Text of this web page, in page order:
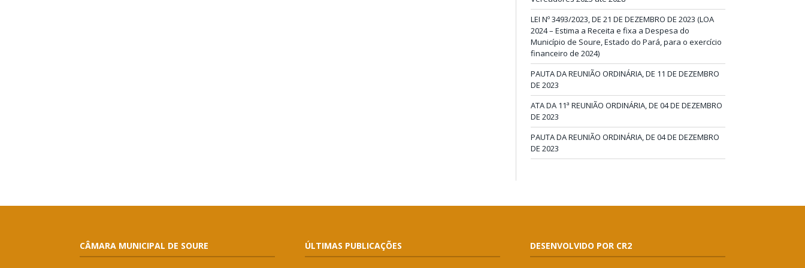
LEI Nº 3493/2023, DE 21 DE DEZEMBRO DE 2023 (LOA
2024 – Estima a Receita e fixa a Despesa do
Município de Soure, Estado do Pará, para o exercício
financeiro de 2024)
PAUTA DA REUNIÃO ORDINÁRIA, DE 11 DE DEZEMBRO
DE 2023
ATA DA 11ª REUNIÃO ORDINÁRIA, DE 04 DE DEZEMBRO
DE 2023
PAUTA DA REUNIÃO ORDINÁRIA, DE 04 DE DEZEMBRO
DE 2023
CÂMARA MUNICIPAL DE SOURE ÚLTIMAS PUBLICAÇÕES DESENVOLVIDO POR CR2